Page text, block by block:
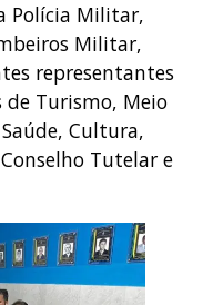
Polícia Militar,
Militar,
representantes
de Turismo, Meio
Cultura,
Tutelar e